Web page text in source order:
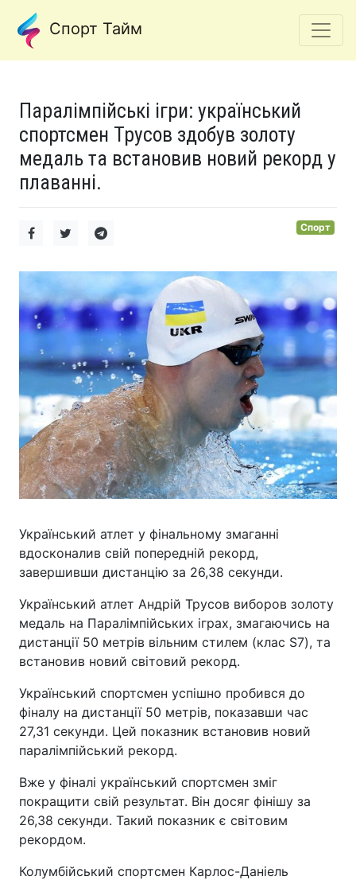
Спорт Тайм
Паралімпійські ігри: український
спортсмен Трусов здобув золоту
медаль та встановив новий рекорд у
плаванні.
Спорт
Український атлет у фінальному змаганні
вдосконалив свій попередній рекорд,
завершивши дистанцію за 26,38 секунди.
Український атлет Андрій Трусов виборов золоту
медаль на Паралімпійських іграх, змагаючись на
дистанції 50 метрів вільним стилем (клас S7), та
встановив новий світовий рекорд.
Український спортсмен успішно пробився до
фіналу на дистанції 50 метрів, показавши час
27,31 секунди. Цей показник встановив новий
паралімпійський рекорд.
Вже у фіналі український спортсмен зміг
покращити свій результат. Він досяг фінішу за
26,38 секунди. Такий показник є світовим
рекордом.
Колумбійський спортсмен Карлос-Даніель